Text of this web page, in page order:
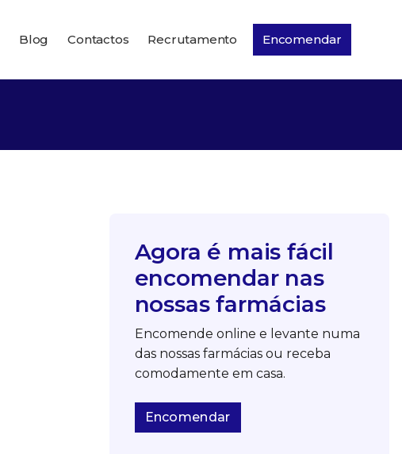
Blog Contactos Recrutamento Encomendar
Agora é mais fácil
encomendar nas
nossas farmácias
Encomende online e levante numa
das nossas farmácias ou receba
comodamente em casa.
Encomendar